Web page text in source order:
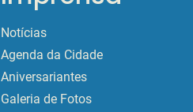
Notícias
Agenda da Cidade
Aniversariantes
Galeria de Fotos